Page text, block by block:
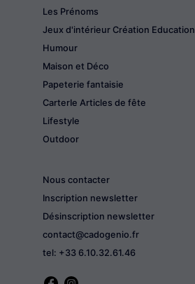
Les Prénoms
Jeux d'intérieur Création Education
Humour
Maison et Déco
Papeterie fantaisie
CarterIe Articles de fête
Lifestyle
Outdoor
Nous contacter
Inscription newsletter
Désinscription newsletter
contact@cadogenio.fr
tel: +33 6.10.32.61.46